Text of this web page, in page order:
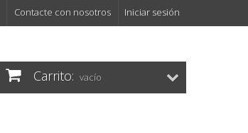
Iniciar sesión
Contacte con nosotros
Carrito: vacío